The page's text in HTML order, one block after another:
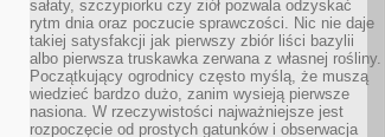
sałaty, szczypiorku czy ziół pozwala odzyskać
rytm dnia oraz poczucie sprawczości. Nic nie daje
takiej satysfakcji jak pierwszy zbiór liści bazylii
albo pierwsza truskawka zerwana z własnej rośliny.
Początkujący ogrodnicy często myślą, że muszą
wiedzieć bardzo dużo, zanim wysieją pierwsze
nasiona. W rzeczywistości najważniejsze jest
rozpoczęcie od prostych gatunków i obserwacja